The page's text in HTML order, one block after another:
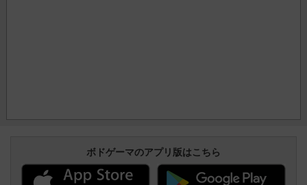
ボドゲーマのアプリ版はこちら